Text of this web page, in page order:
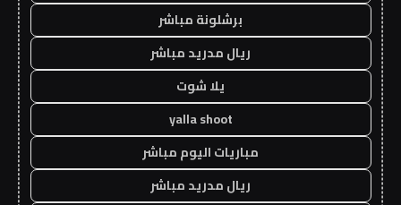
برشلونة مباشر
ريال مدريد مباشر
يلا شوت
yalla shoot
مباريات اليوم مباشر
ريال مدريد مباشر